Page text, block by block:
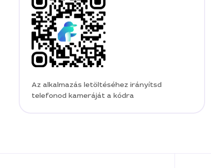
Az alkalmazás letöltéséhez irányítsd
telefonod kameráját a kódra